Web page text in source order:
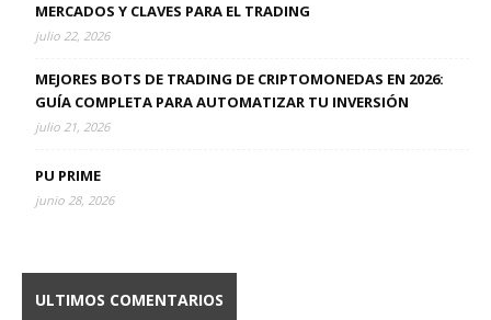
MERCADOS Y CLAVES PARA EL TRADING
julio 22, 2026
MEJORES BOTS DE TRADING DE CRIPTOMONEDAS EN 2026:
GUÍA COMPLETA PARA AUTOMATIZAR TU INVERSIÓN
julio 21, 2026
PU PRIME
junio 28, 2026
ULTIMOS COMENTARIOS